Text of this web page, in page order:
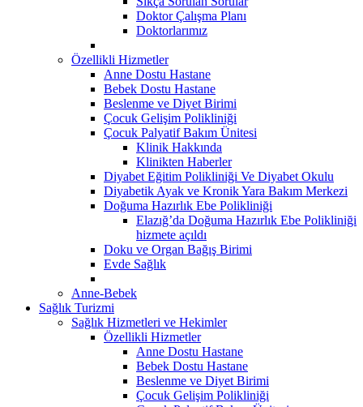
Doktor Çalışma Planı
Doktorlarımız
Özellikli Hizmetler
Anne Dostu Hastane
Bebek Dostu Hastane
Beslenme ve Diyet Birimi
Çocuk Gelişim Polikliniği
Çocuk Palyatif Bakım Ünitesi
Klinik Hakkında
Klinikten Haberler
Diyabet Eğitim Polikliniği Ve Diyabet Okulu
Diyabetik Ayak ve Kronik Yara Bakım Merkezi
Doğuma Hazırlık Ebe Polikliniği
Elazığ’da Doğuma Hazırlık Ebe Polikliniği
hizmete açıldı
Doku ve Organ Bağış Birimi
Evde Sağlık
Anne-Bebek
Sağlık Turizmi
Sağlık Hizmetleri ve Hekimler
Özellikli Hizmetler
Anne Dostu Hastane
Bebek Dostu Hastane
Beslenme ve Diyet Birimi
Çocuk Gelişim Polikliniği